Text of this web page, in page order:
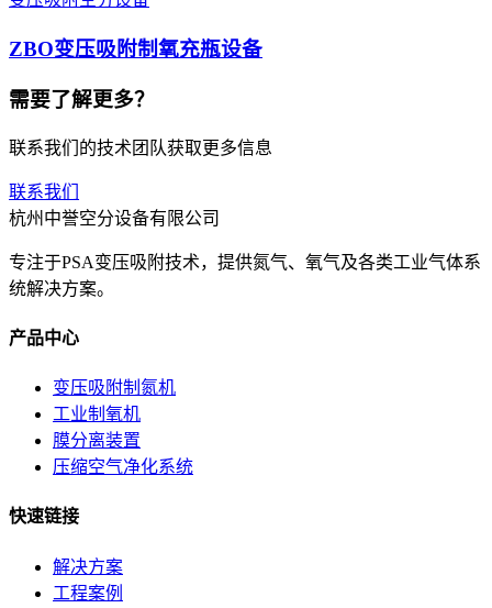
ZBO变压吸附制氧充瓶设备
需要了解更多？
联系我们的技术团队获取更多信息
联系我们
杭州中誉空分设备有限公司
专注于PSA变压吸附技术，提供氮气、氧气及各类工业气体系
统解决方案。
产品中心
变压吸附制氮机
工业制氧机
膜分离装置
压缩空气净化系统
快速链接
解决方案
工程案例